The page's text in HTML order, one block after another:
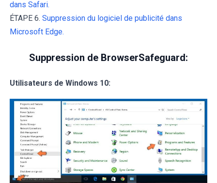
dans Safari.
ÉTAPE 6. Suppression du logiciel de publicité dans
Microsoft Edge.
Suppression de BrowserSafeguard:
Utilisateurs de Windows 10: